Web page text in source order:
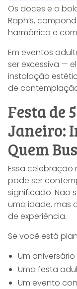
Os doces e o
Raph’s,
harmônica e
Em eventos
ser excessiva —
instalação
de
Festa de
Janeiro:
Quem
Essa celebração
pode ser
significado. Não
uma idade, mas
de experiência.
Se você está
Um
Uma festa
Um evento